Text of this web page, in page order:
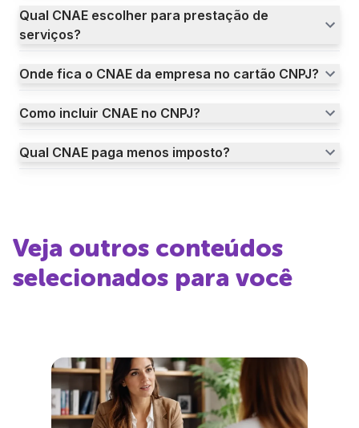
Qual CNAE escolher para prestação de
serviços?
Onde fica o CNAE da empresa no cartão CNPJ?
Como incluir CNAE no CNPJ?
Qual CNAE paga menos imposto?
Veja outros conteúdos
selecionados para você